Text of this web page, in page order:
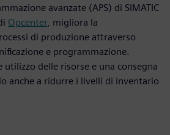
avanzate (APS) di SIMATIC
Opcenter, migliora la
di produzione attraverso
e programmazione.
utilizzo delle risorse e una consegna
anche a ridurre i livelli di inventario